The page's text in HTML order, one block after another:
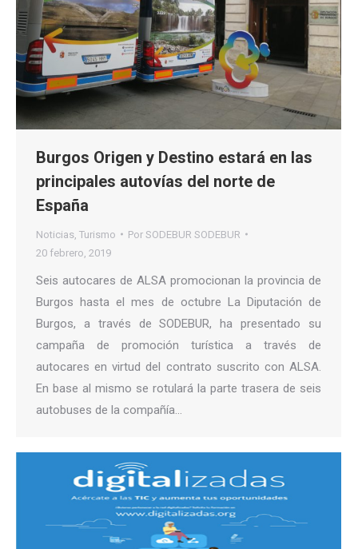
Burgos Origen y Destino estará en las
principales autovías del norte de
España
Noticias Turismo Por SODEBUR SODEBUR
20 febrero, 2019
Seis autocares de ALSA promocionan la provincia de
Burgos hasta el mes de octubre La Diputación de
Burgos, a través de SODEBUR, ha presentado su
campaña de promoción turística a través de
autocares en virtud del contrato suscrito con ALSA.
En base al mismo se rotulará la parte trasera de seis
autobuses de la compañía…